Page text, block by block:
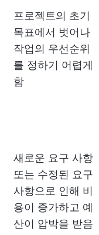
프로젝트의 초기
목표에서 벗어나
작업의 우선순위
를 정하기 어렵게
함
새로운 요구 사항
또는 수정된 요구
사항으로 인해 비
용이 증가하고 예
산이 압박을 받음